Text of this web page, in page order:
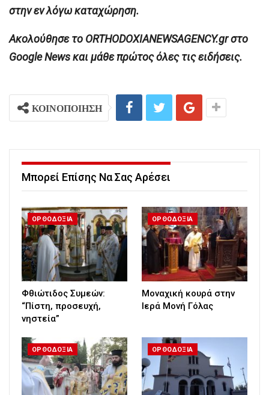
στην εν λόγω καταχώρηση.
Ακολούθησε το ORTHODOXIANEWSAGENCY.gr στο
Google News και μάθε πρώτος όλες τις ειδήσεις.
ΚΟΙΝΟΠΟΙΗΣΗ
Μπορεί Επίσης Να Σας Αρέσει
ΟΡΘΟΔΟΞΙΑ
Φθιώτιδος Συμεών:
“Πίστη, προσευχή,
νηστεία”
ΟΡΘΟΔΟΞΙΑ
Μοναχική κουρά στην
Ιερά Μονή Γόλας
ΟΡΘΟΔΟΞΙΑ ΟΡΘΟΔΟΞΙΑ